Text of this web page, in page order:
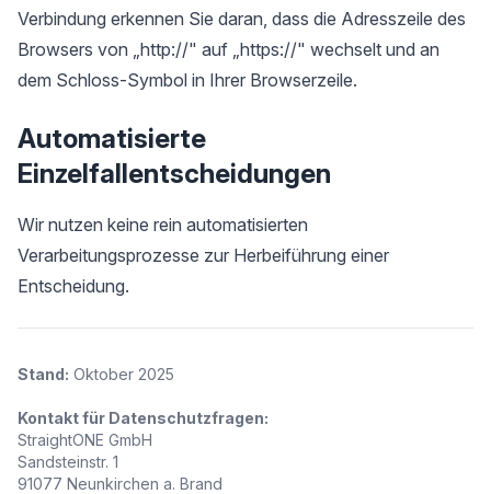
Verbindung erkennen Sie daran, dass die Adresszeile des
Browsers von „http://" auf „https://" wechselt und an
dem Schloss-Symbol in Ihrer Browserzeile.
Automatisierte
Einzelfallentscheidungen
Wir nutzen keine rein automatisierten
Verarbeitungsprozesse zur Herbeiführung einer
Entscheidung.
Stand: Oktober 2025
Kontakt für Datenschutzfragen:
StraightONE GmbH
Sandsteinstr. 1
91077 Neunkirchen a. Brand